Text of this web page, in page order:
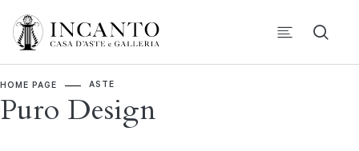
HOME PAGE ASTE
Puro Design